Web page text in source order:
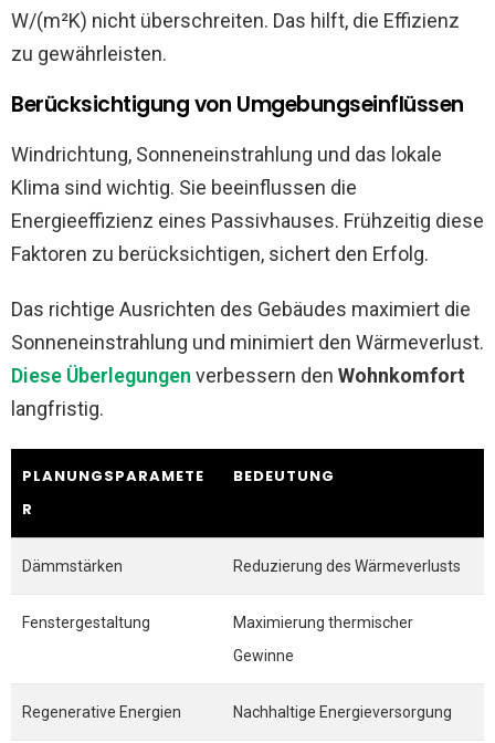
W/(m²K) nicht überschreiten. Das hilft, die Effizienz
zu gewährleisten.
Berücksichtigung von Umgebungseinflüssen
Windrichtung, Sonneneinstrahlung und das lokale
Klima sind wichtig. Sie beeinflussen die
Energieeffizienz eines Passivhauses. Frühzeitig diese
Faktoren zu berücksichtigen, sichert den Erfolg.
Das richtige Ausrichten des Gebäudes maximiert die
Sonneneinstrahlung und minimiert den Wärmeverlust.
Diese Überlegungen verbessern den Wohnkomfort
langfristig.
PLANUNGSPARAMETE
R
BEDEUTUNG
Dämmstärken Reduzierung des Wärmeverlusts
Fenstergestaltung
Maximierung thermischer
Gewinne
Regenerative Energien Nachhaltige Energieversorgung